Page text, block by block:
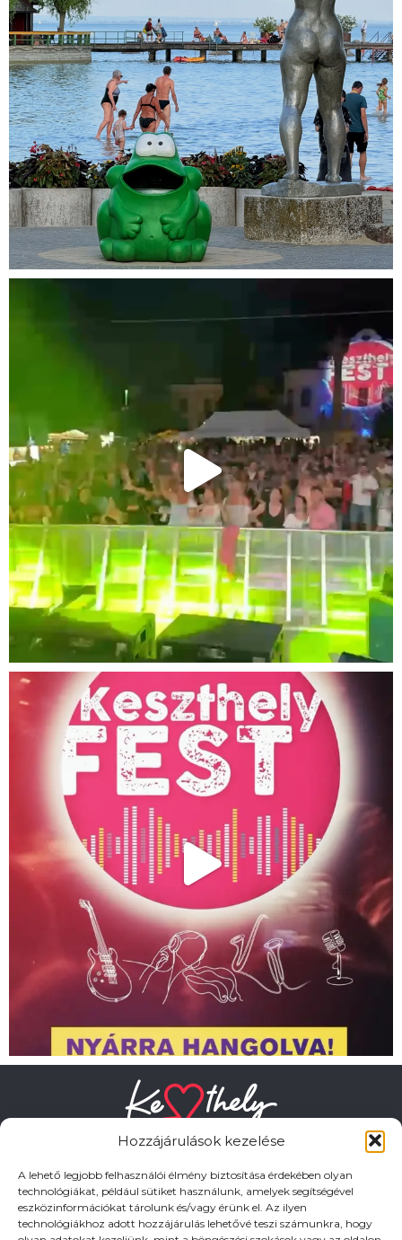
Hozzájárulások kezelése
A lehető legjobb felhasználói élmény biztosítása érdekében olyan
technológiákat, például sütiket használunk, amelyek segítségével
eszközinformációkat tárolunk és/vagy érünk el. Az ilyen
technológiákhoz adott hozzájárulás lehetővé teszi számunkra, hogy
HASZNOS LINKEK